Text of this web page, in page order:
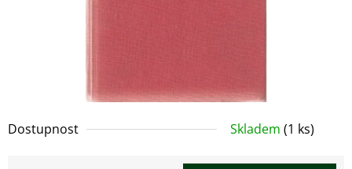
Dostupnost Skladem (1 ks)